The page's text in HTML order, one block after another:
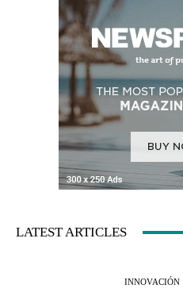
LATEST ARTICLES
INNOVACIÓN